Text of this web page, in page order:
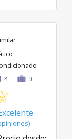
4 3